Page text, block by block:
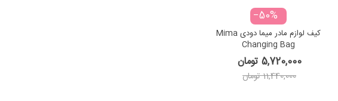
‎−50%
کیف لوازم مادر میما دودی Mima
Changing Bag
5,720,000 تومان
11,440,000 تومان